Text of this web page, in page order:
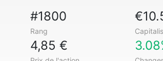
#1800
Rang
4,85 €